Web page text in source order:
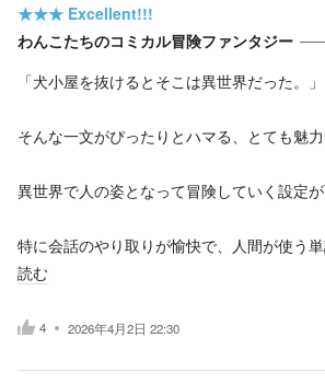
★★★ Excellent!!!
わんこたちのコミカル冒険ファンタジー
「犬小屋を抜けるとそこは異世界だった。」
そんな一文がぴったりとハマる、とても魅力
異世界で人の姿となって冒険していく設定が
特に会話のやり取りが愉快で、人間が使う
読む
4 2026年4月2日 22:30